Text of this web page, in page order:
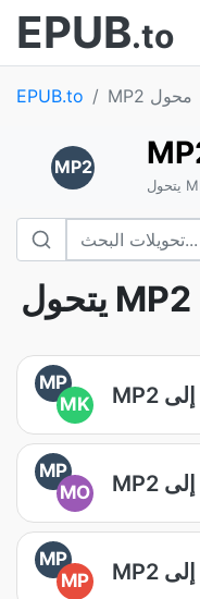
EPUB.to
EPUB.to MP2 محول
MP2
MP
MK
MP
MO
MP
MP